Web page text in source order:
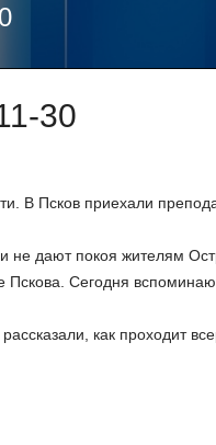
30
В Псков приехали
не дают покоя жителям
Сегодня
как проходит